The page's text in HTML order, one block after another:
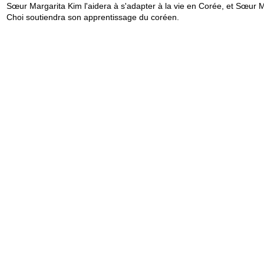
Sœur Margarita Kim l'aidera à s'adapter à la vie en Corée, et Sœur
Choi soutiendra son apprentissage du coréen.